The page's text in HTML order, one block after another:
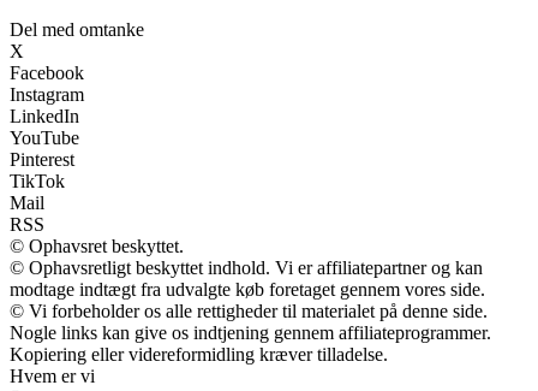
Del med omtanke
X
Facebook
Instagram
LinkedIn
YouTube
Pinterest
TikTok
Mail
RSS
© Ophavsret beskyttet.
© Ophavsretligt beskyttet indhold. Vi er affiliatepartner og kan
modtage indtægt fra udvalgte køb foretaget gennem vores side.
© Vi forbeholder os alle rettigheder til materialet på denne side.
Nogle links kan give os indtjening gennem affiliateprogrammer.
Kopiering eller videreformidling kræver tilladelse.
Hvem er vi